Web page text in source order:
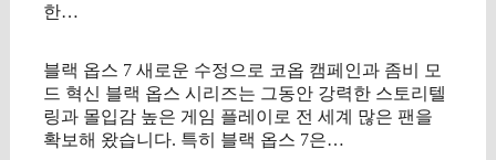
한…
블랙 옵스 7 새로운 수정으로 코옵 캠페인과 좀비 모
드 혁신 블랙 옵스 시리즈는 그동안 강력한 스토리텔
링과 몰입감 높은 게임 플레이로 전 세계 많은 팬을
확보해 왔습니다. 특히 블랙 옵스 7은…